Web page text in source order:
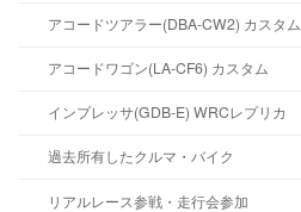
アコードツアラー(DBA-CW2) カスタム
アコードワゴン(LA-CF6) カスタム
インプレッサ(GDB-E) WRCレプリカ
過去所有したクルマ・バイク
リアルレース参戦・走行会参加